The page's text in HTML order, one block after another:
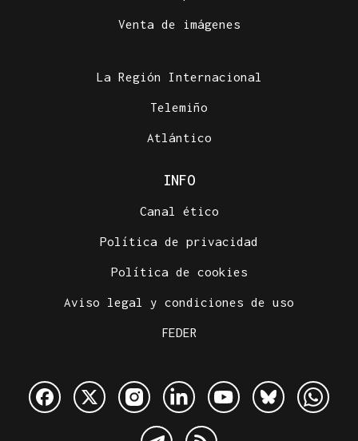
Venta de imágenes
La Región Internacional
Telemiño
Atlántico
INFO
Canal ético
Política de privacidad
Política de cookies
Aviso legal y condiciones de uso
FEDER